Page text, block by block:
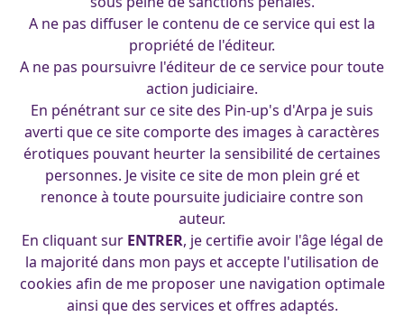
A ne pas diffuser le contenu de ce service qui est la
propriété de l'éditeur.
A ne pas poursuivre l'éditeur de ce service pour toute
action judiciaire.
En pénétrant sur ce site des Pin-up's d'Arpa je suis
averti que ce site comporte des images à caractères
érotiques pouvant heurter la sensibilité de certaines
personnes. Je visite ce site de mon plein gré et
renonce à toute poursuite judiciaire contre son
auteur.
En cliquant sur ENTRER, je certifie avoir l'âge légal de
la majorité dans mon pays et accepte l'utilisation de
cookies afin de me proposer une navigation optimale
ainsi que des services et offres adaptés.
francois
18 décembre 2019